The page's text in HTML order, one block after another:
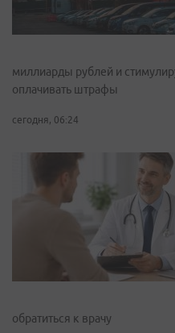
миллиарды рублей и
оплачивать штрафы
сегодня, 06:24
обратиться к врачу